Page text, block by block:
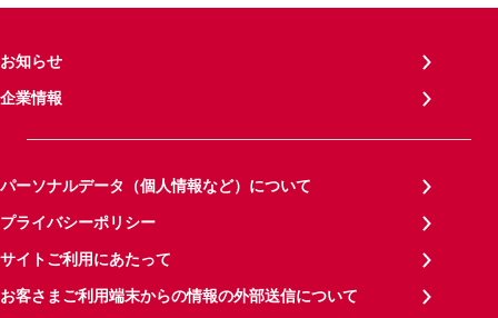
お知らせ
企業情報
パーソナルデータ（個人情報など）について
プライバシーポリシー
サイトご利用にあたって
お客さまご利用端末からの情報の外部送信について